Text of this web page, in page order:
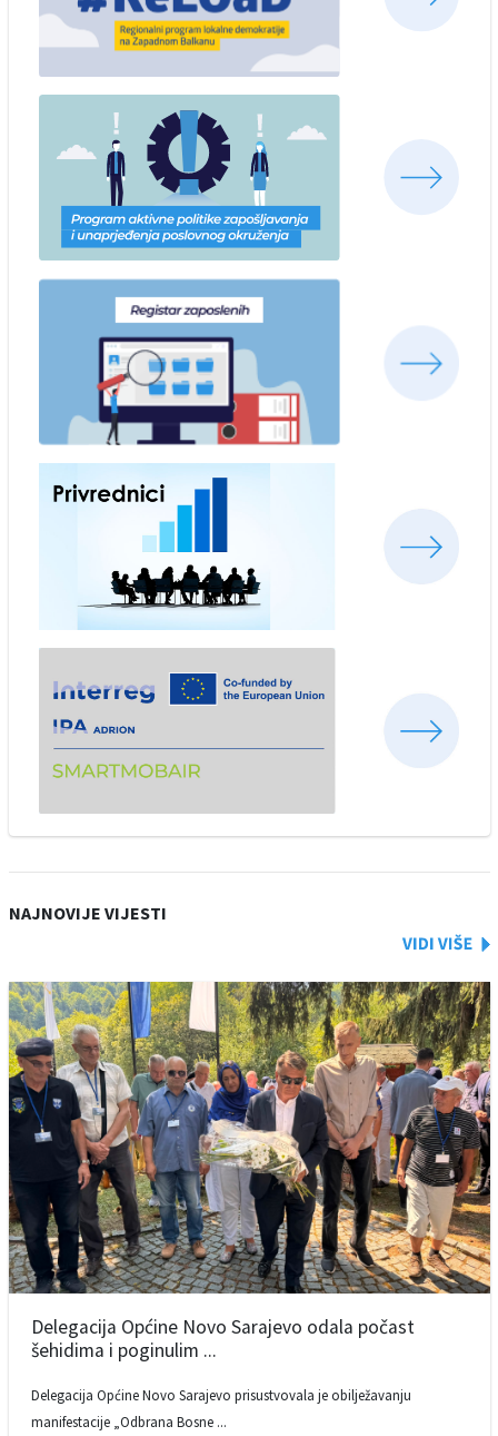
NAJNOVIJE VIJESTI
Delegacija Općine Novo Sarajevo odala počast
šehidima i poginulim ...
Delegacija Općine Novo Sarajevo prisustvovala je obilježavanju
manifestacije „Odbrana Bosne ...